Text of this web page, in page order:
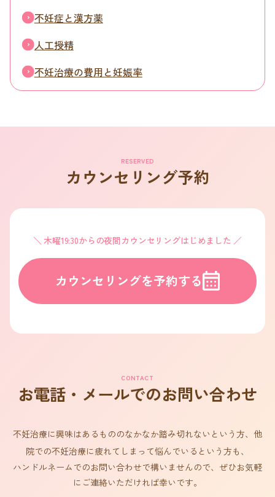
不妊症と漢方薬
人工授精
不妊治療の費用と妊娠率
RESERVED
カウンセリング予約
木曜19:30からの夜間カウンセリングはじめました
カウンセリングを予約する
CONTACT
お電話・メールでのお問い合わせ
不妊治療に興味はあるもののなかなか踏み切れないという方、他
院での不妊治療に疲れてしまって悩んでいるという方も、
ハンドルネームでのお問い合わせで構いませんので、ぜひお気軽
にご連絡いただければ幸いです。